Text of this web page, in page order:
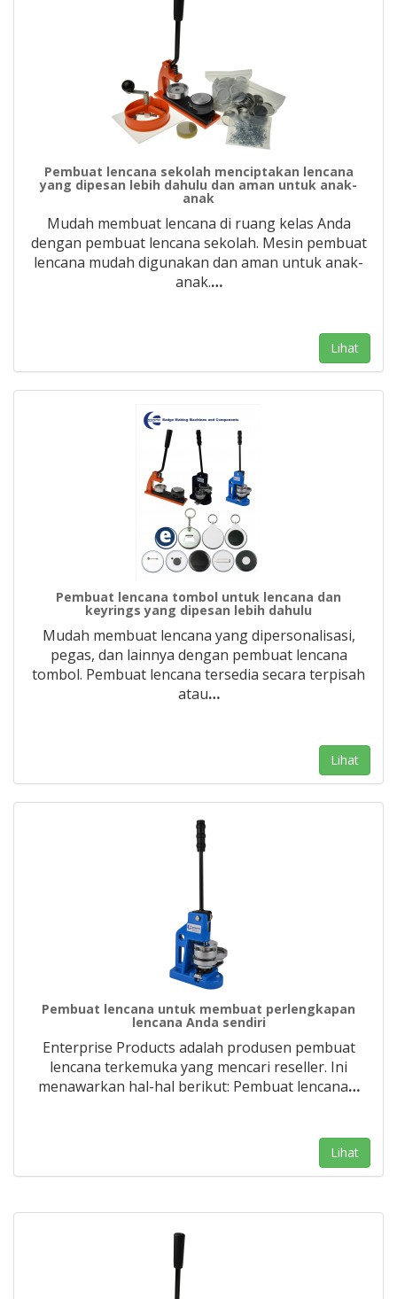
Pembuat lencana sekolah menciptakan lencana
yang dipesan lebih dahulu dan aman untuk anak-
anak
Mudah membuat lencana di ruang kelas Anda
dengan pembuat lencana sekolah. Mesin pembuat
lencana mudah digunakan dan aman untuk anak-
anak.…
Lihat
Pembuat lencana tombol untuk lencana dan
keyrings yang dipesan lebih dahulu
Mudah membuat lencana yang dipersonalisasi,
pegas, dan lainnya dengan pembuat lencana
tombol. Pembuat lencana tersedia secara terpisah
atau…
Lihat
Pembuat lencana untuk membuat perlengkapan
lencana Anda sendiri
Enterprise Products adalah produsen pembuat
lencana terkemuka yang mencari reseller. Ini
menawarkan hal-hal berikut: Pembuat lencana…
Lihat